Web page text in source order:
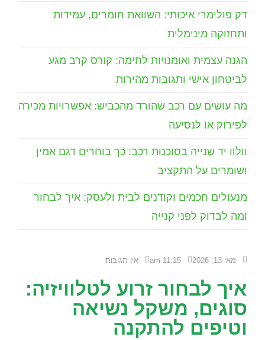
מאי 13, 2026 11:15 am אין תגובות
איך לבחור זרוע לטלוויזיה:
סוגים, משקל נשיאה
וטיפים להתקנה
דק פולימרי איכותי: השוואת חומרים, עמידות
ותחזוקה מינימלית
הגנה עצמית ואומנויות לחימה: קורס קרב מגע
לביטחון אישי ותגובות מהירות
מה עושים עם רכב שהורד מהכביש: אפשרויות מכירה
לפירוק או לנסיעה
וולוו יד שנייה בסוכנות רכב: כך בוחרים דגם אמין
ושומרים על התקציב
מנעולים חכמים וקודנים לבית ולעסק: איך לבחור
ומה לבדוק לפני קנייה